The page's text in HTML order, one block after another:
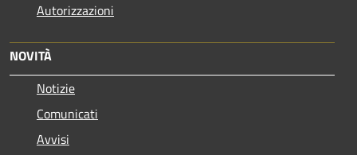
Autorizzazioni
NOVITÀ
Notizie
Comunicati
Avvisi